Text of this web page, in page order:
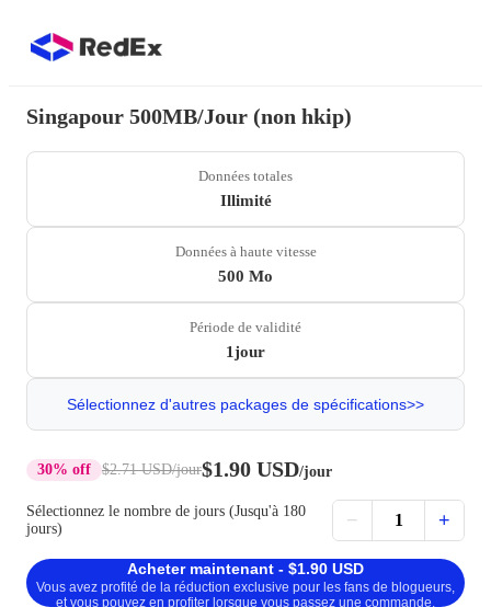
Singapour 500MB/Jour (non hkip)
Données totales
Illimité
Données à haute vitesse
500 Mo
Période de validité
1jour
Sélectionnez d'autres packages de spécifications>>
30% off $2.71 USD/jour$1.90 USD/jour
Sélectionnez le nombre de jours (Jusqu'à 180
jours)
− 1 +
Acheter maintenant - $1.90 USD
Vous avez profité de la réduction exclusive pour les fans de blogueurs,
et vous pouvez en profiter lorsque vous passez une commande.